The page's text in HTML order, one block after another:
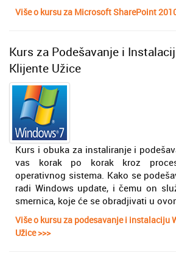
Više o kursu za Microsoft SharePoint
Kurs za Podešavanje i
Klijente Užice
Kurs i obuka za instaliranje i
vas korak po korak kroz
operativnog sistema. Kako se
radi Windows update, i čemu on
smernica, koje će se obradjivati u
Više o kursu za podesavanje i instalaciju
Užice >>>